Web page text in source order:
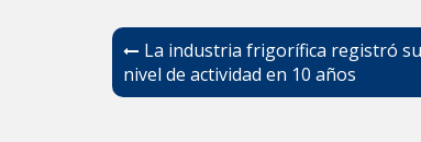
Navegación
de
La industria frigorífica registró
nivel de actividad en 10 años